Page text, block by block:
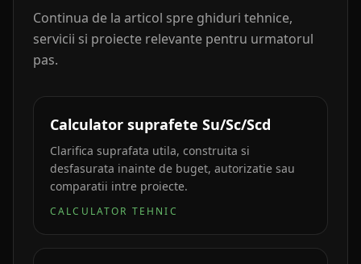
Continua de la articol spre ghiduri tehnice,
servicii si proiecte relevante pentru urmatorul
pas.
Calculator suprafete Su/Sc/Scd
Clarifica suprafata utila, construita si
desfasurata inainte de buget, autorizatie sau
comparatii intre proiecte.
CALCULATOR TEHNIC